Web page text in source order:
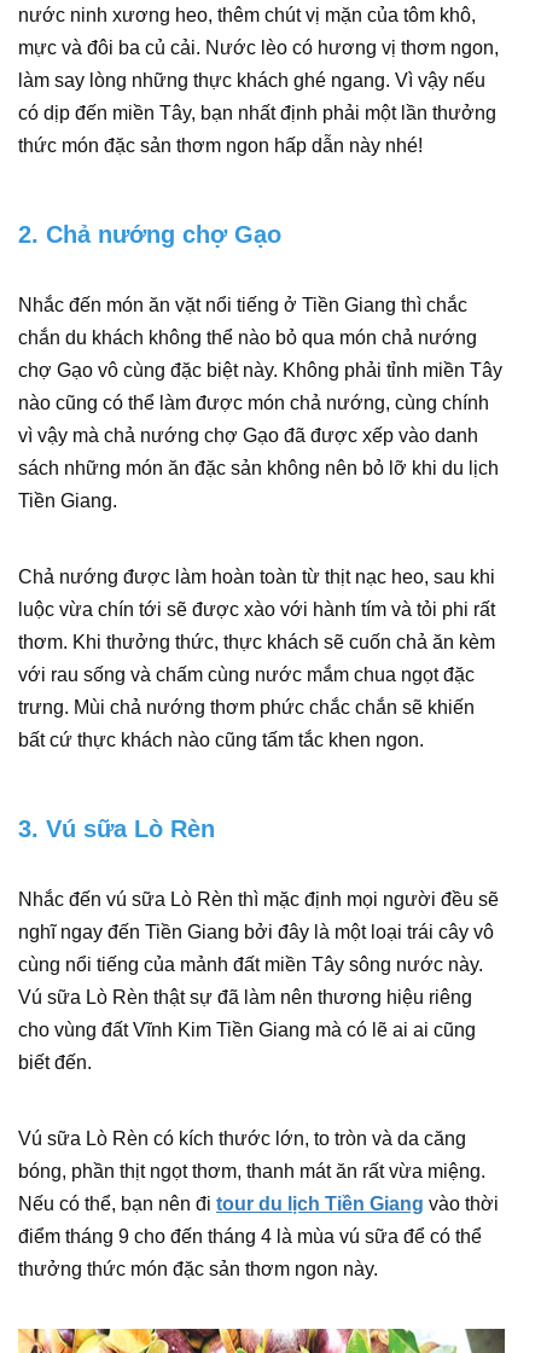
nước ninh xương heo, thêm chút vị mặn của tôm khô,
mực và đôi ba củ cải. Nước lèo có hương vị thơm ngon,
làm say lòng những thực khách ghé ngang. Vì vậy nếu
có dịp đến miền Tây, bạn nhất định phải một lần thưởng
thức món đặc sản thơm ngon hấp dẫn này nhé!
2. Chả nướng chợ Gạo
Nhắc đến món ăn vặt nổi tiếng ở Tiền Giang thì chắc
chắn du khách không thể nào bỏ qua món chả nướng
chợ Gạo vô cùng đặc biệt này. Không phải tỉnh miền Tây
nào cũng có thể làm được món chả nướng, cùng chính
vì vậy mà chả nướng chợ Gạo đã được xếp vào danh
sách những món ăn đặc sản không nên bỏ lỡ khi du lịch
Tiền Giang.
Chả nướng được làm hoàn toàn từ thịt nạc heo, sau khi
luộc vừa chín tới sẽ được xào với hành tím và tỏi phi rất
thơm. Khi thưởng thức, thực khách sẽ cuốn chả ăn kèm
với rau sống và chấm cùng nước mắm chua ngọt đặc
trưng. Mùi chả nướng thơm phức chắc chắn sẽ khiến
bất cứ thực khách nào cũng tấm tắc khen ngon.
3. Vú sữa Lò Rèn
Nhắc đến vú sữa Lò Rèn thì mặc định mọi người đều sẽ
nghĩ ngay đến Tiền Giang bởi đây là một loại trái cây vô
cùng nổi tiếng của mảnh đất miền Tây sông nước này.
Vú sữa Lò Rèn thật sự đã làm nên thương hiệu riêng
cho vùng đất Vĩnh Kim Tiền Giang mà có lẽ ai ai cũng
biết đến.
Vú sữa Lò Rèn có kích thước lớn, to tròn và da căng
bóng, phần thịt ngọt thơm, thanh mát ăn rất vừa miệng.
Nếu có thể, bạn nên đi tour du lịch Tiền Giang vào thời
điểm tháng 9 cho đến tháng 4 là mùa vú sữa để có thể
thưởng thức món đặc sản thơm ngon này.